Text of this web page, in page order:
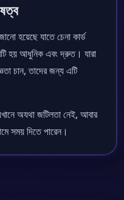
হয়েছে যাতে চেনা কার্ড
হয় আধুনিক এবং দ্রুত। যারা
চান, তাদের জন্য এটি
অযথা জটিলতা নেই, আবার
সময় দিতে পারেন।